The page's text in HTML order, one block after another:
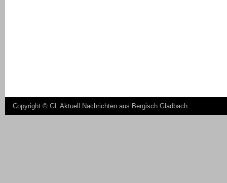
Copyright © GL Aktuell Nachrichten aus Bergisch Gladbach.